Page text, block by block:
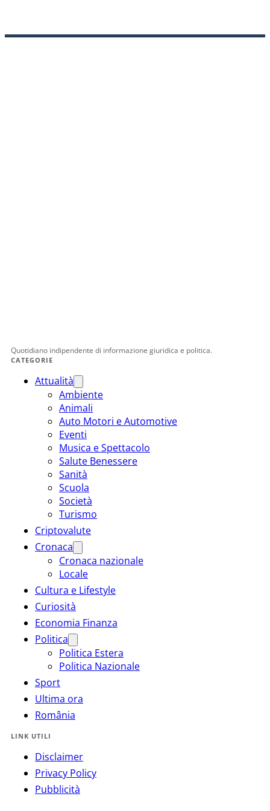
Quotidiano indipendente di informazione giuridica e politica.
CATEGORIE
Attualità
Ambiente
Animali
Auto Motori e Automotive
Eventi
Musica e Spettacolo
Salute Benessere
Sanità
Scuola
Società
Turismo
Criptovalute
Cronaca
Cronaca nazionale
Locale
Cultura e Lifestyle
Curiosità
Economia Finanza
Politica
Politica Estera
Politica Nazionale
Sport
Ultima ora
România
LINK UTILI
Disclaimer
Privacy Policy
Pubblicità